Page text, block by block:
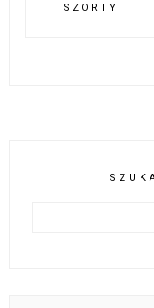
SZORTY